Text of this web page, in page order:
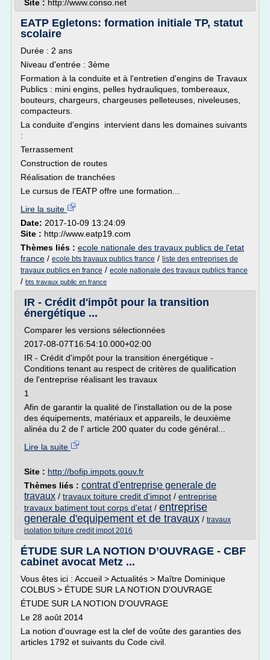
Site : http://www.conso.net
EATP Egletons: formation initiale TP, statut
scolaire
Durée : 2 ans
Niveau d'entrée : 3ème
Formation à la conduite et à l'entretien d'engins de Travaux
Publics : mini engins, pelles hydrauliques, tombereaux,
bouteurs, chargeurs, chargeuses pelleteuses, niveleuses,
compacteurs.
La conduite d'engins intervient dans les domaines suivants
:
Terrassement
Construction de routes
Réalisation de tranchées
Le cursus de l'EATP offre une formation...
Lire la suite
Date: 2017-10-09 13:24:09
Site : http://www.eatp19.com
Thèmes liés : ecole nationale des travaux publics de l'etat
france / ecole bts travaux publics france / liste des entreprises de
travaux publics en france / ecole nationale des travaux publics france
/ bts travaux public en france
IR - Crédit d'impôt pour la transition
énergétique ...
Comparer les versions sélectionnées
2017-08-07T16:54:10.000+02:00
IR - Crédit d'impôt pour la transition énergétique -
Conditions tenant au respect de critères de qualification
de l'entreprise réalisant les travaux
1
Afin de garantir la qualité de l'installation ou de la pose
des équipements, matériaux et appareils, le deuxième
alinéa du 2 de l' article 200 quater du code général...
Lire la suite
Site : http://bofip.impots.gouv.fr
Thèmes liés : contrat d'entreprise generale de
travaux / travaux toiture credit d'impot / entreprise
travaux batiment tout corps d'etat / entreprise
generale d'equipement et de travaux / travaux
isolation toiture credit impot 2016
ÉTUDE SUR LA NOTION D’OUVRAGE - CBF
cabinet avocat Metz ...
Vous êtes ici : Accueil > Actualités > Maître Dominique
COLBUS > ÉTUDE SUR LA NOTION D'OUVRAGE
ÉTUDE SUR LA NOTION D'OUVRAGE
Le 28 août 2014
La notion d'ouvrage est la clef de voûte des garanties des
articles 1792 et suivants du Code civil.